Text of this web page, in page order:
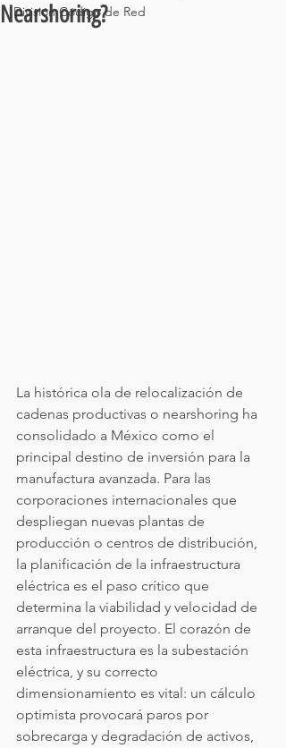
División Código de Red
Nearshoring?
La histórica ola de relocalización de
cadenas productivas o nearshoring ha
consolidado a México como el
principal destino de inversión para la
manufactura avanzada. Para las
corporaciones internacionales que
despliegan nuevas plantas de
producción o centros de distribución,
la planificación de la infraestructura
eléctrica es el paso crítico que
determina la viabilidad y velocidad de
arranque del proyecto. El corazón de
esta infraestructura es la subestación
eléctrica, y su correcto
dimensionamiento es vital: un cálculo
optimista provocará paros por
sobrecarga y degradación de activos,